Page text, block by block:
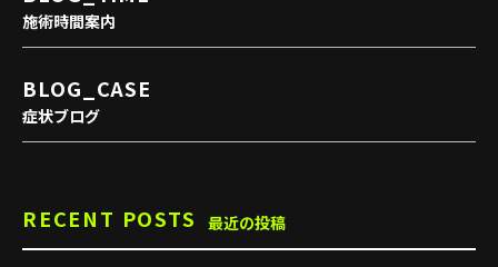
施術時間案内
BLOG_CASE
症状ブログ
RECENT POSTS 最近の投稿